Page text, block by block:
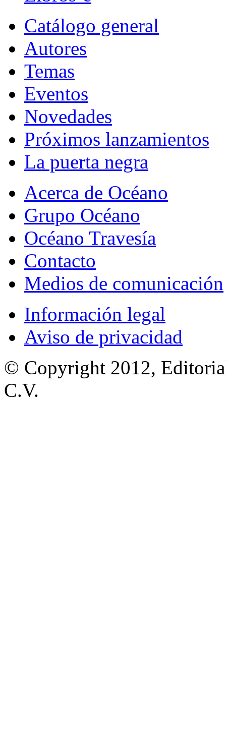
Catálogo general
Autores
Temas
Eventos
Novedades
Próximos lanzamientos
La puerta negra
Acerca de Océano
Grupo Océano
Océano Travesía
Contacto
Medios de comunicación
Información legal
Aviso de privacidad
© Copyright 2012,
C.V.